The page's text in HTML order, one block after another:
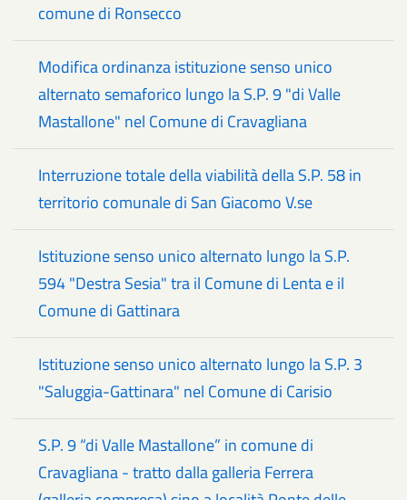
comune di Ronsecco
Modifica ordinanza istituzione senso unico
alternato semaforico lungo la S.P. 9 "di Valle
Mastallone" nel Comune di Cravagliana
Interruzione totale della viabilità della S.P. 58 in
territorio comunale di San Giacomo V.se
Istituzione senso unico alternato lungo la S.P.
594 "Destra Sesia" tra il Comune di Lenta e il
Comune di Gattinara
Istituzione senso unico alternato lungo la S.P. 3
"Saluggia-Gattinara" nel Comune di Carisio
S.P. 9 “di Valle Mastallone” in comune di
Cravagliana - tratto dalla galleria Ferrera